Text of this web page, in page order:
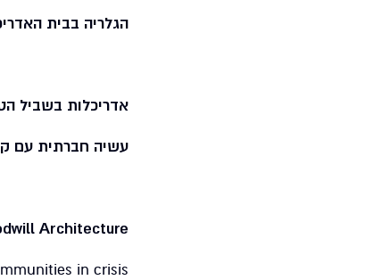
הגלריה בבית
אדריכלות בשביל
עשיה חברתית עם
Architecture
in crisis